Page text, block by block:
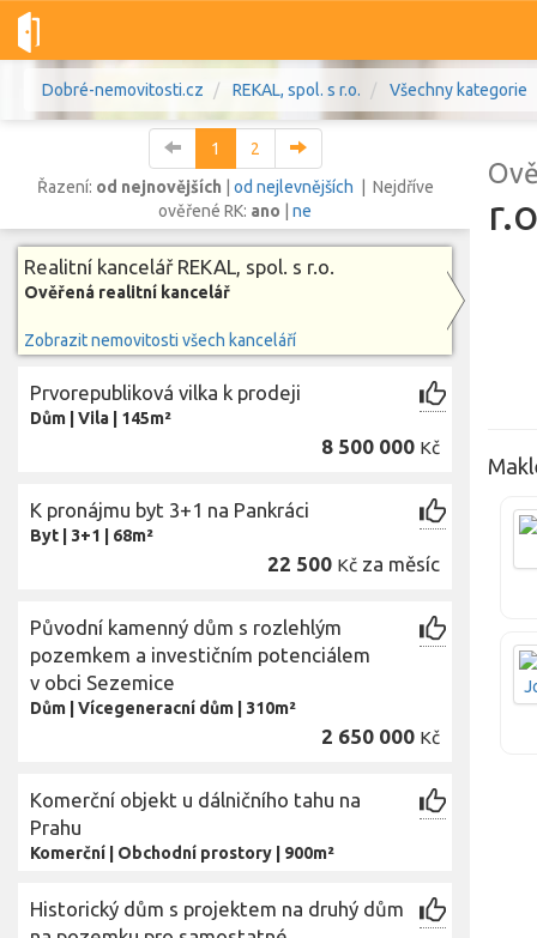
Dobré-nemovitosti.cz REKAL, spol. s r.o. Všechny kategorie
Vše
Lokalita
Lokalita
Cena
1
2
Řazení: od nejnovějších od nejlevnějších | Nejdříve
ověřené RK: ano ne
Realitní kancelář REKAL, spol. s r.o.
Ověřená realitní kancelář
Zobrazit nemovitosti všech kanceláří
Prvorepubliková vilka k prodeji
Dům Vila 145m²
8 500 000 Kč
K pronájmu byt 3+1 na Pankráci
Byt 3+1 68m²
22 500 Kč za měsíc
Původní kamenný dům s rozlehlým
pozemkem a investičním potenciálem
v obci Sezemice
Dům Vícegeneracní dům 310m²
2 650 000 Kč
Komerční objekt u dálničního tahu na
Prahu
Komerční Obchodní prostory 900m²
Historický dům s projektem na druhý dům